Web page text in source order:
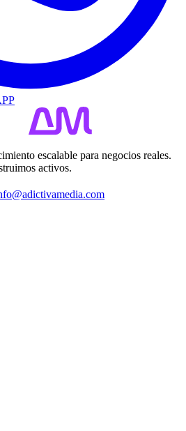
escalable para negocios reales.
activos.